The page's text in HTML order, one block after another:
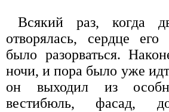
Всякий раз, когда
отворялась, сердце его
было разорваться.
ночи, и пора было уже
он выходил из
вестибюль, фасад,